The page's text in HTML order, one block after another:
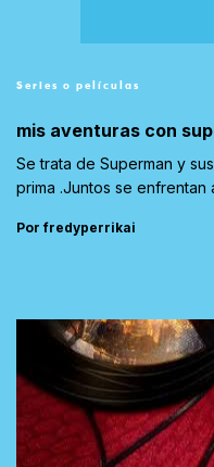
Series o películas
mis aventuras con
Se trata de Superman y
prima .Juntos se enfrentan
Por fredyperrikai